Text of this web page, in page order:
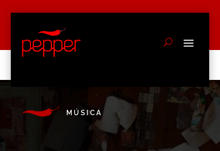
MÚSICA